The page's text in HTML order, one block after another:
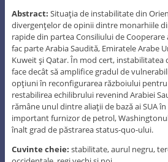
Abstract: Situaţia de instabilitate din
divergenţelor de opinii dintre monarhiile
rapide din partea Consiliului de Cooperare
fac parte Arabia Saudită, Emiratele Arabe
Kuweit şi Qatar. În mod cert,
face decât să amplifice gradul de
opţiuni în reconfigurarea războiului
restabilirea echilibrului revenind Arabiei
rămâne unul dintre aliaţii de bază ai SUA
important furnizor de petrol,
înalt grad de păstrarea status-quo-ului.
Cuvinte cheie: stabilitate, aurul negru,